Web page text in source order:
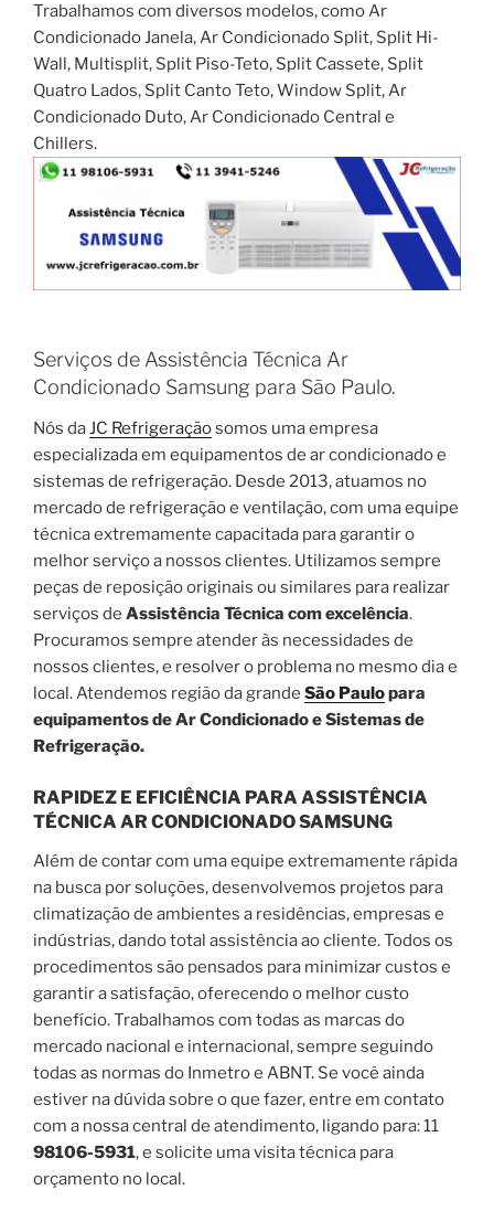
Trabalhamos com diversos modelos, como Ar
Condicionado Janela, Ar Condicionado Split, Split Hi-
Wall, Multisplit, Split Piso-Teto, Split Cassete, Split
Quatro Lados, Split Canto Teto, Window Split, Ar
Condicionado Duto, Ar Condicionado Central e
Chillers.
Serviços de Assistência Técnica Ar
Condicionado Samsung para São Paulo.
Nós daJC Refrigeraçãosomos uma empresa
especializada em equipamentos de ar condicionado e
sistemas de refrigeração. Desde 2013, atuamos no
mercado de refrigeração e ventilação, com uma equipe
técnica extremamente capacitada para garantir o
melhor serviço a nossos clientes. Utilizamos sempre
peças de reposição originais ou similares para realizar
serviços de Assistência Técnica com excelência.
Procuramos sempre atender às necessidades de
nossos clientes, e resolver o problema no mesmo dia e
local. Atendemos região da grande São Paulopara
equipamentos de Ar Condicionado e Sistemas de
Refrigeração.
RAPIDEZ E EFICIÊNCIA PARA ASSISTÊNCIA
TÉCNICA AR CONDICIONADO SAMSUNG
Além de contar com uma equipe extremamente rápida
na busca por soluções, desenvolvemos projetos para
climatização de ambientes a residências, empresas e
indústrias, dando total assistência ao cliente. Todos os
procedimentos são pensados para minimizar custos e
garantir a satisfação, oferecendo o melhor custo
benefício. Trabalhamos com todas as marcas do
mercado nacional e internacional, sempre seguindo
todas as normas do Inmetro e ABNT. Se você ainda
estiver na dúvida sobre o que fazer, entre em contato
com a nossa central de atendimento, ligando para: 11
98106-5931, e solicite uma visita técnica para
orçamento no local.